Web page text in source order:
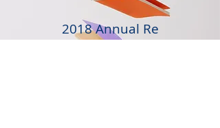
2018 Annual Re